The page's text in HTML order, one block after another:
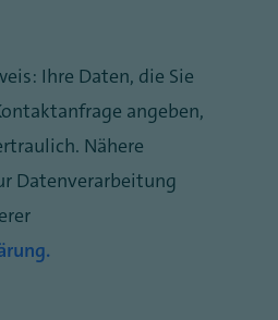
Ihre Daten, die Sie
angeben,
Nähere
Datenverarbeitung